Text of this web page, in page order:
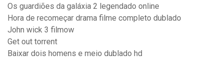
Os guardiões da galáxia 2 legendado online
Hora de recomeçar drama filme completo dublado
John wick 3 filmow
Get out torrent
Baixar dois homens e meio dublado hd